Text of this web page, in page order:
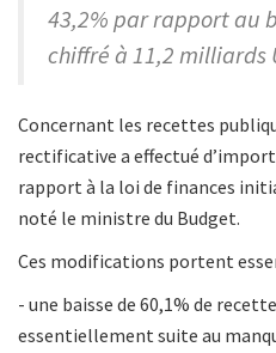
43,2% par rapport
chiffré à 11,2 milliards
Concernant les recettes
rectificative a effectué
rapport à la loi de finances
noté le ministre du Budget.
Ces modifications portent
- une baisse de 60,1% de
essentiellement suite au